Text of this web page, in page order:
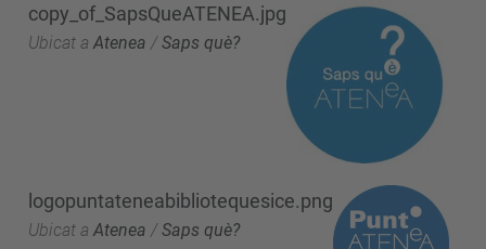
copy_of_SapsQueATENEA.jpg
Ubicat a Atenea /Saps què?
logopuntateneabibliotequesice.png
Ubicat a Atenea /Saps què?